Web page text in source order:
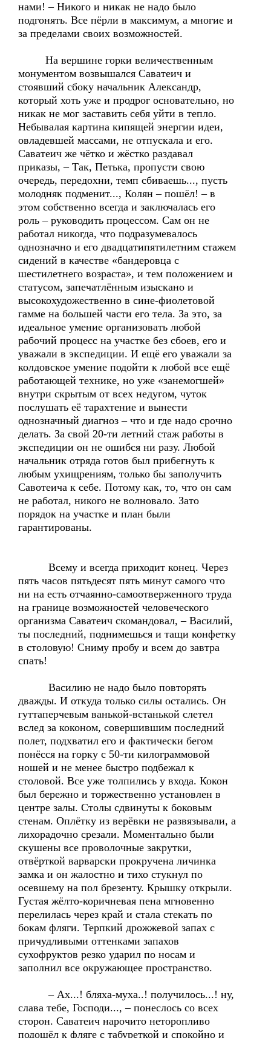
нами! – Никого и никак не надо было
подгонять. Все пёрли в максимум, а многие и
за пределами своих возможностей.
На вершине горки величественным
монументом возвышался Саватеич и
стоявший сбоку начальник Александр,
который хоть уже и продрог основательно, но
никак не мог заставить себя уйти в тепло.
Небывалая картина кипящей энергии идеи,
овладевшей массами, не отпускала и его.
Саватеич же чётко и жёстко раздавал
приказы, – Так, Петька, пропусти свою
очередь, передохни, темп сбиваешь..., пусть
молодняк подменит..., Колян – пошёл! – в
этом собственно всегда и заключалась его
роль – руководить процессом. Сам он не
работал никогда, что подразумевалось
однозначно и его двадцатипятилетним стажем
сидений в качестве «бандеровца с
шестилетнего возраста», и тем положением и
статусом, запечатлённым изыскано и
высокохудожественно в сине-фиолетовой
гамме на большей части его тела. За это, за
идеальное умение организовать любой
рабочий процесс на участке без сбоев, его и
уважали в экспедиции. И ещё его уважали за
колдовское умение подойти к любой все ещё
работающей технике, но уже «занемогшей»
внутри скрытым от всех недугом, чуток
послушать её тарахтение и вынести
однозначный диагноз – что и где надо срочно
делать. За свой 20-ти летний стаж работы в
экспедиции он не ошибся ни разу. Любой
начальник отряда готов был прибегнуть к
любым ухищрениям, только бы заполучить
Савотеича к себе. Потому как, то, что он сам
не работал, никого не волновало. Зато
порядок на участке и план были
гарантированы.
Всему и всегда приходит конец. Через
пять часов пятьдесят пять минут самого что
ни на есть отчаянно-самоотверженного труда
на границе возможностей человеческого
организма Саватеич скомандовал, – Василий,
ты последний, поднимешься и тащи конфетку
в столовую! Сниму пробу и всем до завтра
спать!
Василию не надо было повторять
дважды. И откуда только силы остались. Он
гуттаперчевым ванькой-встанькой слетел
вслед за коконом, совершившим последний
полет, подхватил его и фактически бегом
понёсся на горку с 50-ти килограммовой
ношей и не менее быстро подбежал к
столовой. Все уже толпились у входа. Кокон
был бережно и торжественно установлен в
центре залы. Столы сдвинуты к боковым
стенам. Оплётку из верёвки не развязывали, а
лихорадочно срезали. Моментально были
скушены все проволочные закрутки,
отвёрткой варварски прокручена личинка
замка и он жалостно и тихо стукнул по
осевшему на пол брезенту. Крышку открыли.
Густая жёлто-коричневая пена мгновенно
перелилась через край и стала стекать по
бокам фляги. Терпкий дрожжевой запах с
причудливыми оттенками запахов
сухофруктов резко ударил по носам и
заполнил все окружающее пространство.
– Ах...! бляха-муха..! получилось...! ну,
слава тебе, Господи..., – понеслось со всех
сторон. Саватеич нарочито неторопливо
подошёл к фляге с табуреткой и спокойно и